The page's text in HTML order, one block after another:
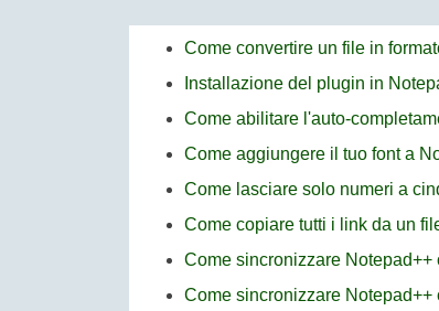
Come convertire un file in
Installazione del plugin in
Come abilitare l'auto-
Come aggiungere il tuo font a
Come lasciare solo numeri a
Come copiare tutti i link da un
Come sincronizzare
Come sincronizzare Notepad++